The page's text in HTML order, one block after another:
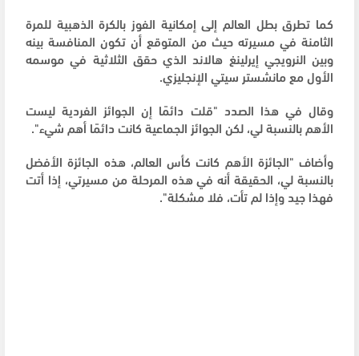
كما تطرق بطل العالم إلى إمكانية الفوز بالكرة الذهبية للمرة
الثامنة في مسيرته حيث من المتوقع أن تكون المنافسة بينه
وبين النرويجي إيرلينغ هالاند الذي حقق الثلاثية في موسمه
الأول مع مانشستر سيتي الإنجليزي.
وقال في هذا الصدد "قلت دائمًا إن الجوائز الفردية ليست
الأهم بالنسبة لي، لكن الجوائز الجماعية كانت دائمًا أهم شيء".
وأضاف "الجائزة الأهم كانت كأس العالم، هذه الجائزة الأفضل
بالنسبة لي، الحقيقة أنه في هذه المرحلة من مسيرتي، إذا أتت
فهذا جيد وإذا لم تأت، فلا مشكلة".